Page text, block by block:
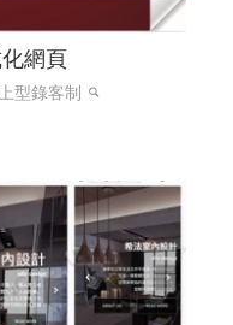
網頁
型錄客制